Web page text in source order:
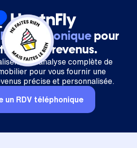
téléphoniquepour
vos revenus.
une analyse complète de
pour vous fournir une
précise et personnalisée.
un RDV téléphonique